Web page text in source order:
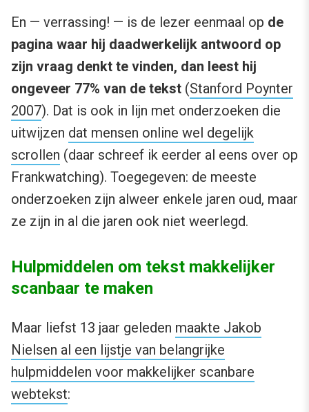
En — verrassing! — is de lezer eenmaal op de
pagina waar hij daadwerkelijk antwoord op
zijn vraag denkt te vinden, dan leest hij
ongeveer 77% van de tekst (Stanford Poynter
2007). Dat is ook in lijn met onderzoeken die
uitwijzen dat mensen online wel degelijk
scrollen (daar schreef ik eerder al eens over op
Frankwatching). Toegegeven: de meeste
onderzoeken zijn alweer enkele jaren oud, maar
ze zijn in al die jaren ook niet weerlegd.
Hulpmiddelen om tekst makkelijker
scanbaar te maken
Maar liefst 13 jaar geleden maakte Jakob
Nielsen al een lijstje van belangrijke
hulpmiddelen voor makkelijker scanbare
webtekst: